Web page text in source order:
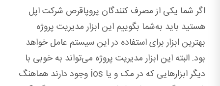
اگر شما یکی از مصرف کنندگان پروپاقرص شرکت اپل
هستید باید به‌شما بگوییم این ابزار مدیریت پروژه
بهترین ابزار برای استفاده در این سیستم عامل خواهد
بود. البته این ابزار مدیریت پروژه می‌تواند به‌ خوبی با
دیگر ابزارهایی که در مک و یا ios وجود دارند هماهنگ